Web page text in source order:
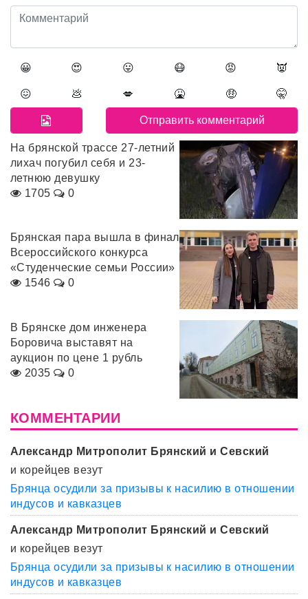
😀 😍 😛 😷 😡 👿
😖 💩 💋 🤮 🤑 🤫
На брянской трассе 27-летний
лихач погубил себя и 23-
летнюю девушку
1705
0
Брянская пара вышла в финал
Всероссийского конкурса
«Студенческие семьи России»
1546
0
В Брянске дом инженера
Боровича выставят на
аукцион по цене 1 рубль
2035
0
КОММЕНТАРИИ
Александр Митрополит Брянский и Севский
и корейцев везут
Брянца осудили за призывы к насилию в отношении
индусов и кавказцев
Александр Митрополит Брянский и Севский
и корейцев везут
Брянца осудили за призывы к насилию в отношении
индусов и кавказцев